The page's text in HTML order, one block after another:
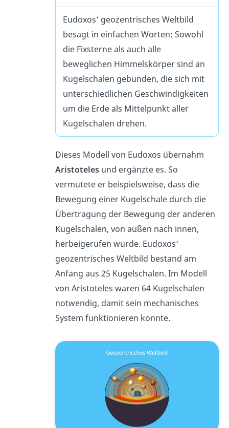
Eudoxos‘ geozentrisches Weltbild
besagt in einfachen Worten: Sowohl
die Fixsterne als auch alle
beweglichen Himmelskörper sind an
Kugelschalen gebunden, die sich mit
unterschiedlichen Geschwindigkeiten
um die Erde als Mittelpunkt aller
Kugelschalen drehen.
Dieses Modell von Eudoxos übernahm
Aristotelesund ergänzte es. So
vermutete er beispielsweise, dass die
Bewegung einer Kugelschale durch die
Übertragung der Bewegung der anderen
Kugelschalen, von außen nach innen,
herbeigerufen wurde. Eudoxos‘
geozentrisches Weltbild bestand am
Anfang aus 25 Kugelschalen. Im Modell
von Aristoteles waren 64 Kugelschalen
notwendig, damit sein mechanisches
System funktionieren konnte.